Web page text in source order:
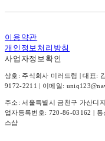
이용약관
개인정보처리방침
사업자정보확인
상호: 주식회사 미러드림 | 대표:
9172-2211 | 이메일:
주소: 서울특별시 금천구 가산디
업자등록번호: 720-86-03162 | 통
스샵